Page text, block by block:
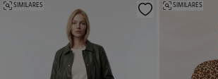
SIMILARES SIMILARES